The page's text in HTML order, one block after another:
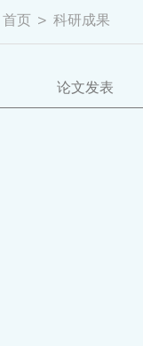
首页 > 科研成果
论文发表